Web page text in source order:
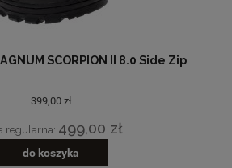
SCORPION II 8.0 Side Zip
399,00 zł
regularna: 499,00 zł
do koszyka